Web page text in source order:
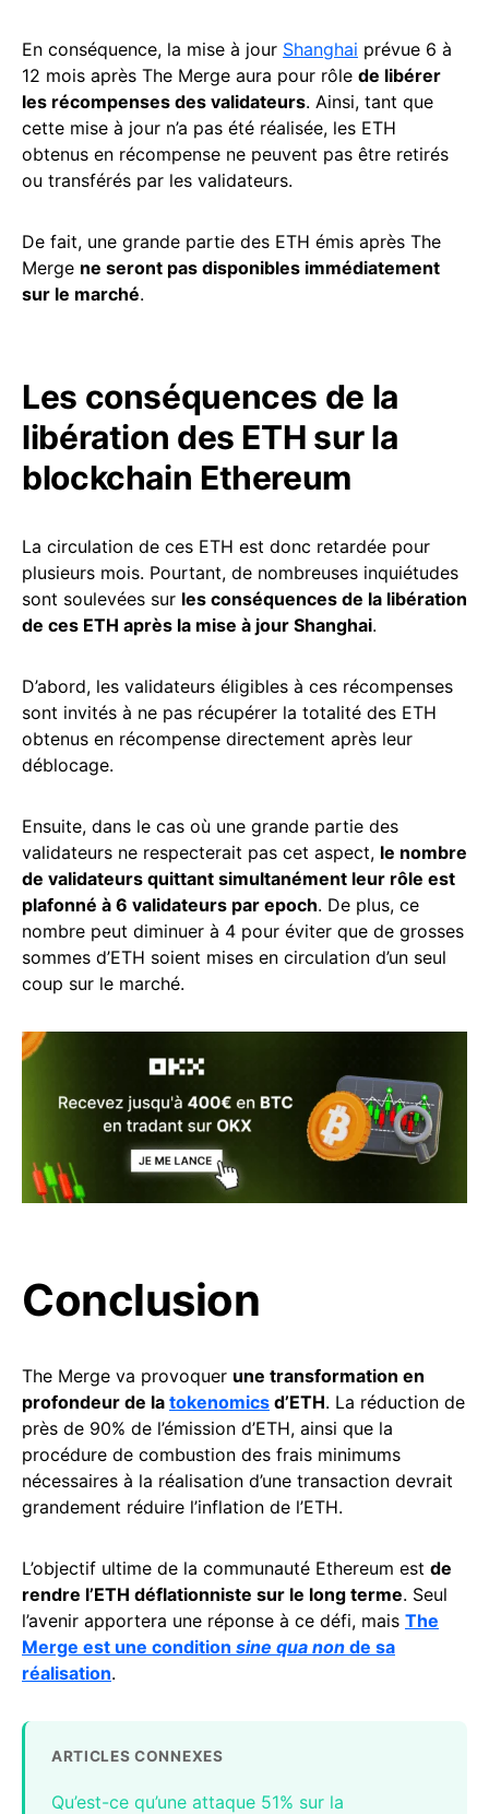
En conséquence, la mise à jour Shanghai prévue 6 à
12 mois après The Merge aura pour rôle de libérer
les récompenses des validateurs. Ainsi, tant que
cette mise à jour n’a pas été réalisée, les ETH
obtenus en récompense ne peuvent pas être retirés
ou transférés par les validateurs.
De fait, une grande partie des ETH émis après The
Merge ne seront pas disponibles immédiatement
sur le marché.
Les conséquences de la
libération des ETH sur la
blockchain Ethereum
La circulation de ces ETH est donc retardée pour
plusieurs mois. Pourtant, de nombreuses inquiétudes
sont soulevées sur les conséquences de la libération
de ces ETH après la mise à jour Shanghai.
D’abord, les validateurs éligibles à ces récompenses
sont invités à ne pas récupérer la totalité des ETH
obtenus en récompense directement après leur
déblocage.
Ensuite, dans le cas où une grande partie des
validateurs ne respecterait pas cet aspect, le nombre
de validateurs quittant simultanément leur rôle est
plafonné à 6 validateurs par epoch. De plus, ce
nombre peut diminuer à 4 pour éviter que de grosses
sommes d’ETH soient mises en circulation d’un seul
coup sur le marché.
Conclusion
The Merge va provoquer une transformation en
profondeur de la tokenomics d’ETH. La réduction de
près de 90% de l’émission d’ETH, ainsi que la
procédure de combustion des frais minimums
nécessaires à la réalisation d’une transaction devrait
grandement réduire l’inflation de l’ETH.
L’objectif ultime de la communauté Ethereum est de
rendre l’ETH déflationniste sur le long terme. Seul
l’avenir apportera une réponse à ce défi, mais The
Merge est une condition sine qua non de sa
réalisation.
ARTICLES CONNEXES
Qu’est-ce qu’une attaque 51% sur la